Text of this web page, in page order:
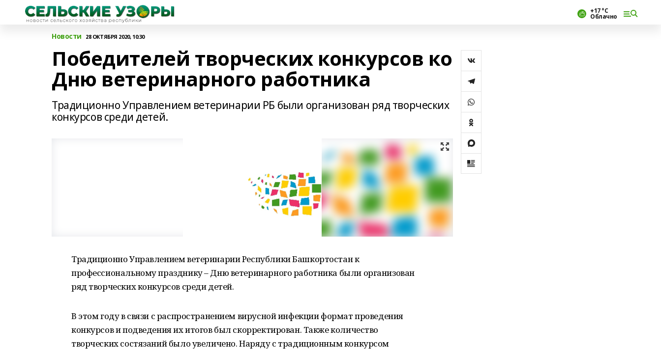
+17 °С
Облачно
Новости 28 ОКТЯБРЯ 2020, 10:30
Победителей творческих конкурсов ко
Дню ветеринарного работника
Традиционно Управлением ветеринарии РБ были организован ряд творческих
конкурсов среди детей.
Традиционно Управлением ветеринарии Республики Башкортостан к
профессиональному празднику – Дню ветеринарного работника были организован
ряд творческих конкурсов среди детей.
В этом году в связи с распространением вирусной инфекции формат проведения
конкурсов и подведения их итогов был скорректирован. Также количество
творческих состязаний было увеличено. Наряду с традиционным конкурсом